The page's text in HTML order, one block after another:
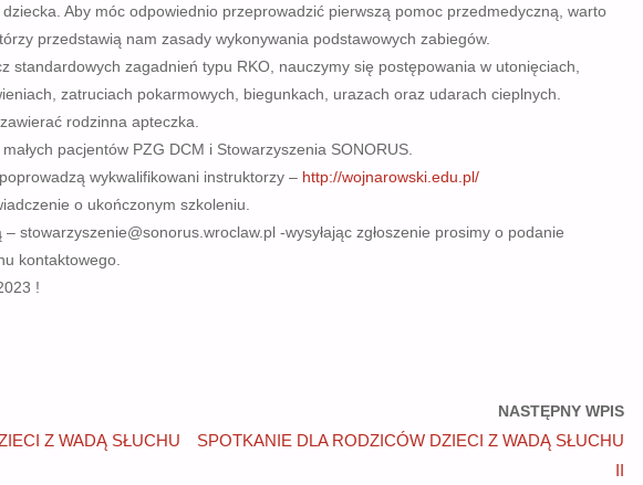
Aby móc odpowiednio przeprowadzić pierwszą pomoc przedmedyczną, warto
przedstawią nam zasady wykonywania podstawowych zabiegów.
standardowych zagadnień typu RKO, nauczymy się postępowania w utonięciach,
zatruciach pokarmowych, biegunkach, urazach oraz udarach cieplnych.
rodzinna apteczka.
pacjentów PZG DCM i Stowarzyszenia SONORUS.
wykwalifikowani instruktorzy – http://wojnarowski.edu.pl/
o ukończonym szkoleniu.
stowarzyszenie@sonorus.wroclaw.pl -wysyłając zgłoszenie prosimy o podanie
kontaktowego.
!
Z WADĄ SŁUCHU
NASTĘPNY WPIS
SPOTKANIE DLA RODZICÓW DZIECI Z WADĄ SŁUCHU
II